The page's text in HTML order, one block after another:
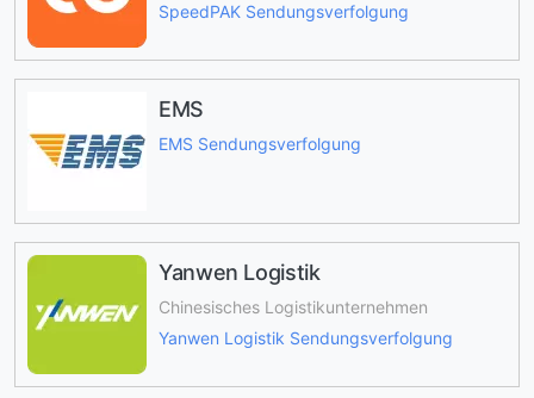
SpeedPAK Sendungsverfolgung
EMS
EMS Sendungsverfolgung
Yanwen Logistik
Chinesisches Logistikunternehmen
Yanwen Logistik Sendungsverfolgung